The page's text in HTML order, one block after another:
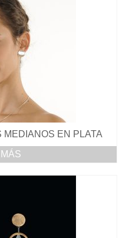
EN PLATA
MÁS